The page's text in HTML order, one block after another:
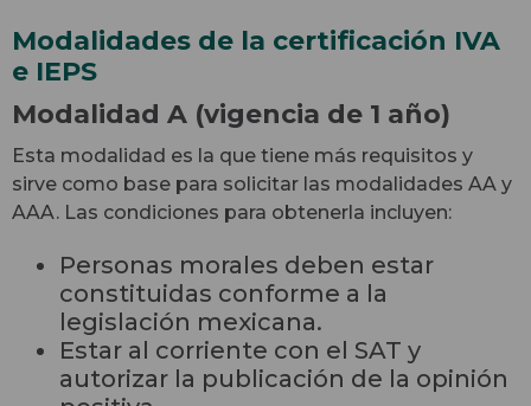
Modalidades de la certificación IVA
e IEPS
Modalidad A (vigencia de 1 año)
Esta modalidad es la que tiene más requisitos y
sirve como base para solicitar las modalidades AA y
AAA. Las condiciones para obtenerla incluyen:
Personas morales deben estar
constituidas conforme a la
legislación mexicana.
Estar al corriente con el SAT y
autorizar la publicación de la opinión